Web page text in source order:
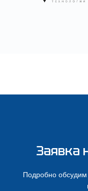
Заявка
Подробно обсудим